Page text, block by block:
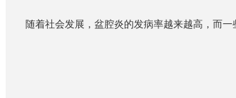
随着社会发展，盆腔炎的发病率越来越高，而一